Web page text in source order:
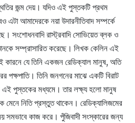
জন্ম দেয়। যদিও এই পুস্তকটি প্রথম
এটা আমাদেরকে নয়া উদারনীতিবাদ সম্পর্কে
সংশোধনবাদি রাস্ট্রবাদি সোভিয়েত ব্লক ও
সম্প্রাসারিত করেছে। লিখক কেলিন এই
যে তিনি একজন রেডিক্যাল মানুষ, অতি
পক্ষপাতি। তিনি জনগনের মাঝে একটি বিরাট
এই পুস্তকের মধ্যমে। তার লক্ষ্য হলো মানুষ
মেনে নিতি প্রস্তুত থাকেন। রেডিক্যালিজমের
সমভাবে কাজ করে। পুঁজিবাদী সংস্কারের জন্য